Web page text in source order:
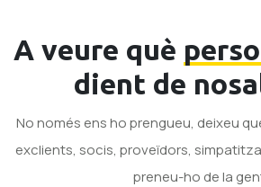
A veure què
dient de
No només ens ho prengueu, deixeu
exclients, socis, proveïdors,
preneu-ho de la